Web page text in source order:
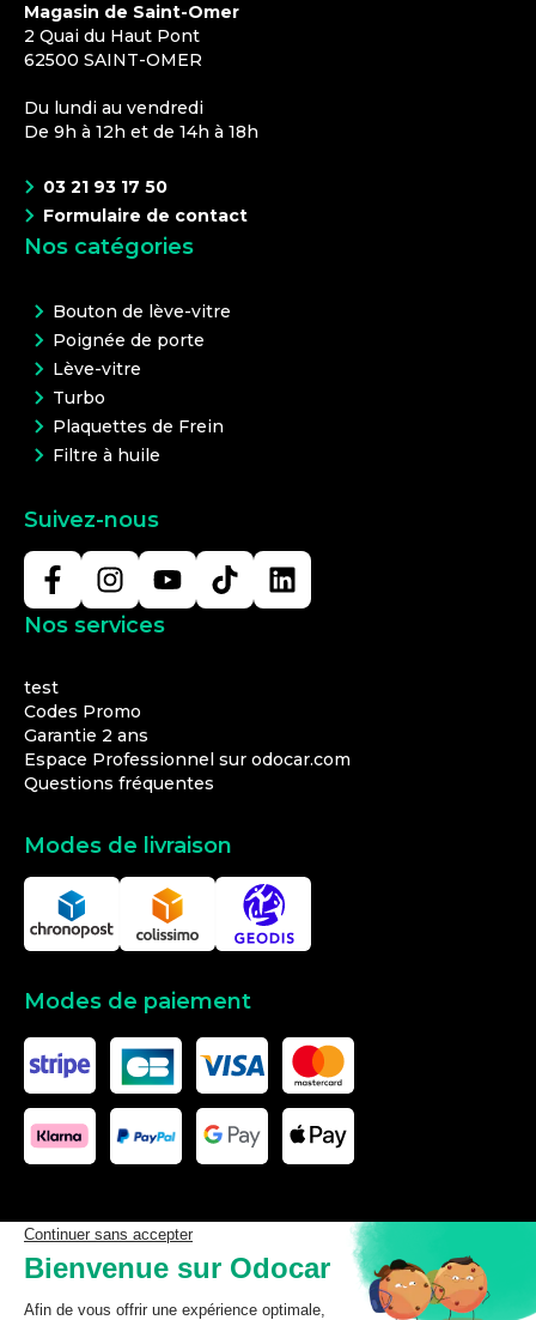
Magasin de Saint-Omer
2 Quai du Haut Pont
62500 SAINT-OMER
Du lundi au vendredi
De 9h à 12h et de 14h à 18h
03 21 93 17 50
Formulaire de contact
Nos catégories
Bouton de lève-vitre
Poignée de porte
Lève-vitre
Turbo
Plaquettes de Frein
Filtre à huile
Suivez-nous
Nos services
test
Codes Promo
Garantie 2 ans
Espace Professionnel sur odocar.com
Questions fréquentes
Modes de livraison
Modes de paiement
Les données affichées ici, particulièrement la base de donnée
complète, ne doivent pas être copiées. Il est interdit d’exploiter les
données ou la base de données complète, de laisser un tiers les
exploiter, ni de les rendre accessible à un tiers, sans accord